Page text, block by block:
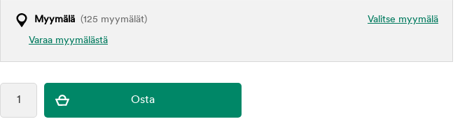
Valitse myymälä
Myymälä (125 myymälät)
Varaa myymälästä